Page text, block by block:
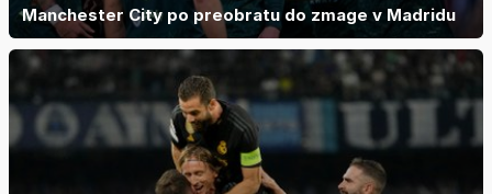
Manchester City po preobratu do zmage v Madridu